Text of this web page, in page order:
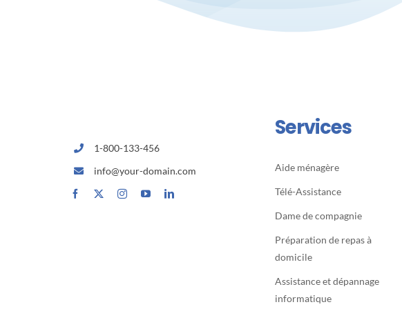
1-800-133-456
info@your-domain.com
Services
Aide ménagère
Télé-Assistance
Dame de compagnie
Préparation de repas à
domicile
Assistance et dépannage
informatique